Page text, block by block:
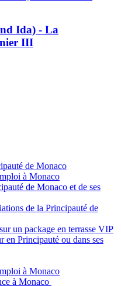
Ida) - La
III